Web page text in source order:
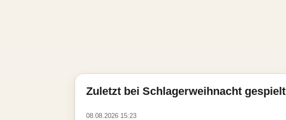
Zuletzt bei Schlagerweihnacht gespielt
08.08.2026 15:23